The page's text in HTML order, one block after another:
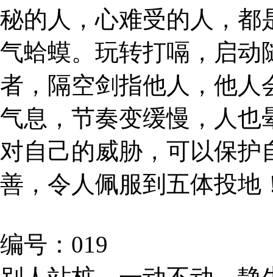
秘的人，心难受的人，都
气蛤蟆。玩转打嗝，启动
者，隔空剑指他人，他人
气息，节奏变缓慢，人也
对自己的威胁，可以保
善，令人佩服到五体投地
编号：019